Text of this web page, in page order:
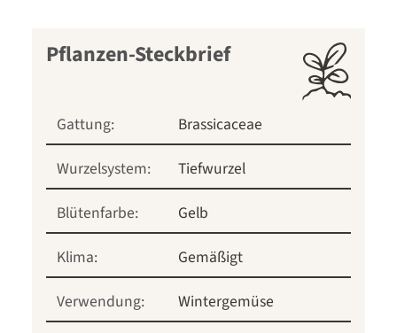
Pflanzen-Steckbrief
Gattung:
Brassicaceae
Wurzelsystem:
Tiefwurzel
Blütenfarbe:
Gelb
Klima:
Gemäßigt
Verwendung:
Wintergemüse